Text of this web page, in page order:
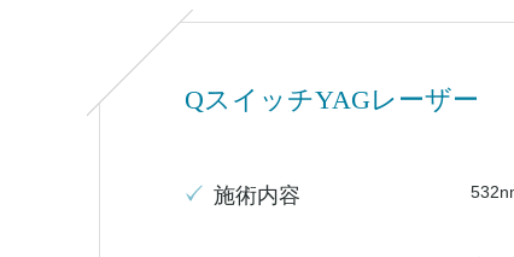
QスイッチYAGレーザー
施術内容